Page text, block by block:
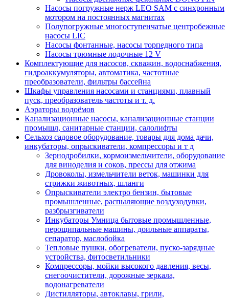
Насосы погружные нерж LEO SAM с синхронным
мотором на постоянных магнитах
Полупогружные многоступенчатые центробежные
насосы LIC
Насосы фонтанные, насосы торпедного типа
Насосы трюмные лодочные 12 V
Комплектующие для насосов, скважин, водоснабжения,
гидроаккумуляторы, автоматика, частотные
преобразователи, фильтры бассейна
Шкафы управления насосами и станциями, плавный
пуск, преобразователь частоты и т. д.
Аэраторы водоёмов
Канализационные насосы, канализационные станции
промышл, санитарные станции, салолифты
Сельхоз садовое оборудование, товары для дома дачи,
инкубаторы, опрыскиватели, компрессоры и т д
Зернодробилки, кормоизмельчители, оборудование
для виноделия и соков, прессы для отжима
Дровоколы, измельчители веток, машинки для
стрижки животных, шланги
Опрыскиватели электро бензин, бытовые
промышленные, распыляющие воздуходувки,
разбрызгиватели
Инкубаторы Умница бытовые промышленные,
перощипальные машины, доильные аппараты,
сепаратор, маслобойка
Тепловые пушки, обогреватели, пуско-зарядные
устройства, фитосветильники
Компрессоры, мойки высокого давления, весы,
снегоочистители, дорожные зеркала,
водонагреватели
Дистилляторы, автоклавы, грили,